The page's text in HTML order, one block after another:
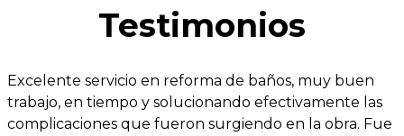
Testimonios
Excelente servicio en reforma de baños, muy buen
trabajo, en tiempo y solucionando efectivamente las
complicaciones que fueron surgiendo en la obra. Fue